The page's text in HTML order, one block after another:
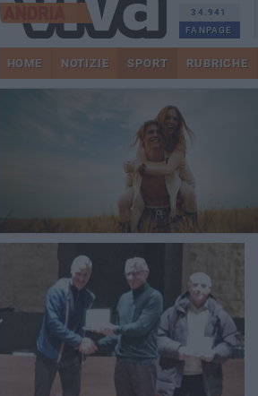
34.941
FANPAGE
HOME NOTIZIE SPORT RUBRICHE